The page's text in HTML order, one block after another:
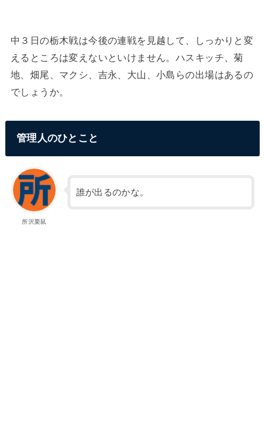
中３日の栃木戦は今後の連戦を見越して、しっかりと変
えるところは変えないといけません。ハスキッチ、菊
地、畑尾、マクシ、吉永、大山、小島らの出場はあるの
でしょうか。
管理人のひとこと
所沢栗鼠
誰が出るのかな。